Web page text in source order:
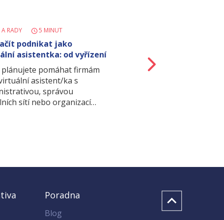
A RADY 5 MINUT
podnikat jako
asistentka: od vyřízení
plánujete pomáhat firmám
asistent/ka s
správou
sítí nebo organizací…
Další
Poradna
Blog